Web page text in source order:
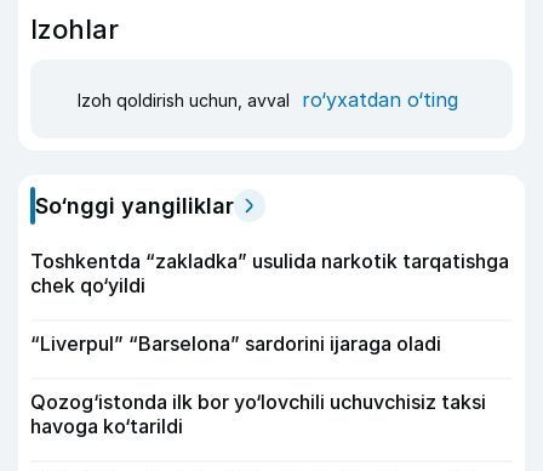
Izohlar
Izoh qoldirish uchun, avval ro‘yxatdan o‘ting
So‘nggi yangiliklar
Toshkentda “zakladka” usulida narkotik tarqatishga
chek qo‘yildi
“Liverpul” “Barselona” sardorini ijaraga oladi
Qozog‘istonda ilk bor yo‘lovchili uchuvchisiz taksi
havoga ko‘tarildi